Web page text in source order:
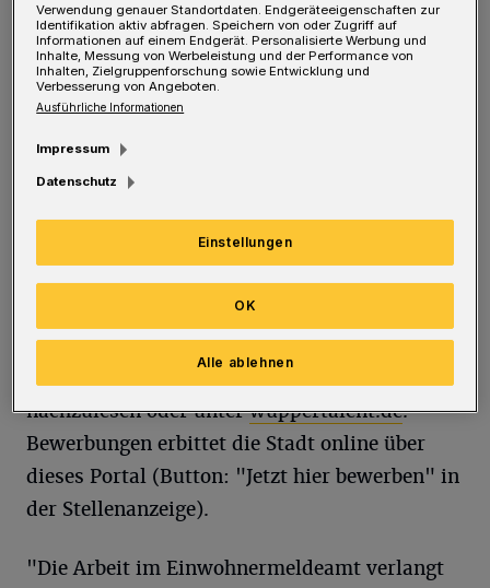
Die Sachbearbeiter sollen entweder bereits für
den Verwaltungsdienst qualifiziert sein oder
Erfahrung in verwandten Berufen haben, wie
etwa Justizfachangestellte,
Rechtsanwaltsfachangestellte oder
Bankkaufleute. Das exakte
Anforderungsprofil, das die Bewerber erfüllen
müssen, ist im Stellenportal auf der
Homepage der Stadt (
nachzulesen oder unterwuppertalent.de.
Bewerbungen erbittet die Stadt online über
dieses Portal (Button: "Jetzt hier bewerben" in
der Stellenanzeige).
"Die Arbeit im Einwohnermeldeamt verlangt
Verwendung genauer Standortdaten. Endgeräteeigenschaften zur
Identifikation aktiv abfragen. Speichern von oder Zugriff auf
Informationen auf einem Endgerät. Personalisierte Werbung und
Inhalte, Messung von Werbeleistung und der Performance von
Inhalten, Zielgruppenforschung sowie Entwicklung und
Verbesserung von Angeboten.
Ausführliche Informationen
Impressum
Datenschutz
Einstellungen
Alle ablehnen
OK